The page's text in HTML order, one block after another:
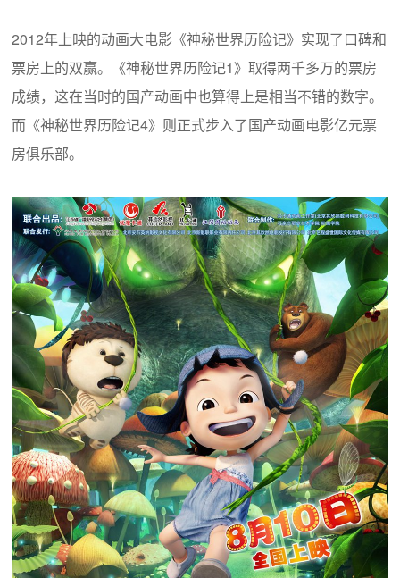
2012年上映的动画大电影《神秘世界历险记》实现了口碑和
票房上的双赢。《神秘世界历险记1》取得两千多万的票房
成绩，这在当时的国产动画中也算得上是相当不错的数字。
而《神秘世界历险记4》则正式步入了国产动画电影亿元票
房俱乐部。